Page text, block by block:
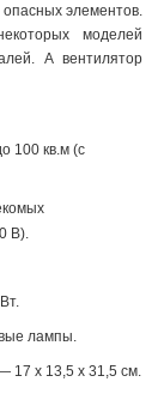
элементов.
моделей
А вентилятор
100 кв.м (с
В).
лампы.
17 х 13,5 х 31,5 см.